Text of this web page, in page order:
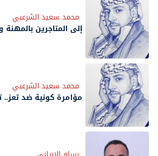
محمد سعيد الشرعبي
إلى المتاجرين بالمهنة
محمد سعيد الشرعبي
مؤامرة كونية ضد